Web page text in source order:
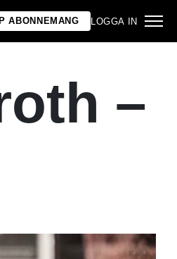
ABONNEMANG LOGGA IN
–